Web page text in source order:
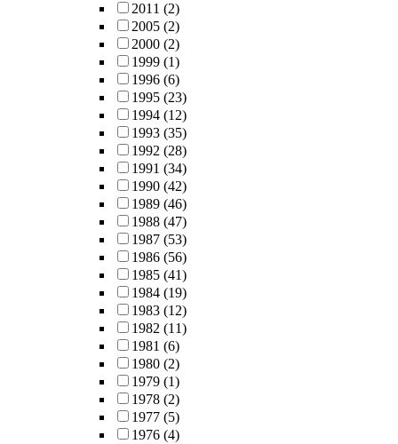
2011 (2)
2005 (2)
2000 (2)
1999 (1)
1996 (6)
1995 (23)
1994 (12)
1993 (35)
1992 (28)
1991 (34)
1990 (42)
1989 (46)
1988 (47)
1987 (53)
1986 (56)
1985 (41)
1984 (19)
1983 (12)
1982 (11)
1981 (6)
1980 (2)
1979 (1)
1978 (2)
1977 (5)
1976 (4)